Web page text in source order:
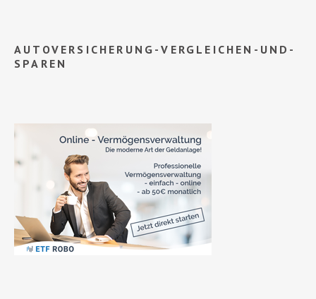
AUTOVERSICHERUNG-VERGLEICHEN-UND-
SPAREN